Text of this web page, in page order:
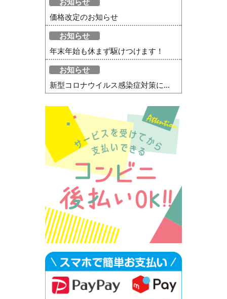
価格改定のお知らせ
お知らせ
年末年始も休まず駆けつけます！
お知らせ
新型コロナウイルス感染症対策に...